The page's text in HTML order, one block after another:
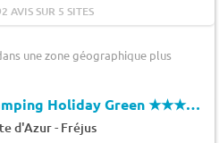
AVIS SUR 5 SITES
une zone géographique plus
Holiday Green★★★★★
d'Azur- Fréjus